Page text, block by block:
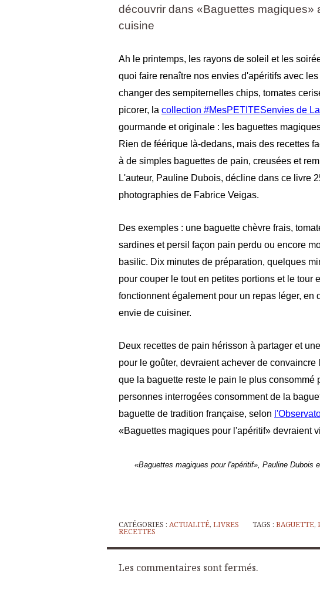
découvrir dans «Baguettes magiques»
cuisine
Ah le printemps, les rayons de soleil et les
quoi faire renaître nos envies d'apéritifs avec
changer des sempiternelles chips, tomates
picorer, la collection #MesPETITESenvies de
gourmande et originale : les baguettes
Rien de féérique là-dedans, mais des recettes
à de simples baguettes de pain, creusées et
L'auteur, Pauline Dubois, décline dans ce livre
photographies de Fabrice Veigas.
Des exemples : une baguette chèvre frais,
sardines et persil façon pain perdu ou encore
basilic. Dix minutes de préparation, quelques
pour couper le tout en petites portions et le tour
fonctionnent également pour un repas léger, en
envie de cuisiner.
Deux recettes de pain hérisson à partager et une
pour le goûter, devraient achever de
que la baguette reste le pain le plus consommé
personnes interrogées consomment de la
baguette de tradition française, selon
«Baguettes magiques pour l'apéritif» devraient
«Baguettes magiques pour l'apéritif», Pauline Dubois
CATÉGORIES : ACTUALITÉ, LIVRES TAGS : BAGUETTE,
RECETTES
Les commentaires sont fermés.